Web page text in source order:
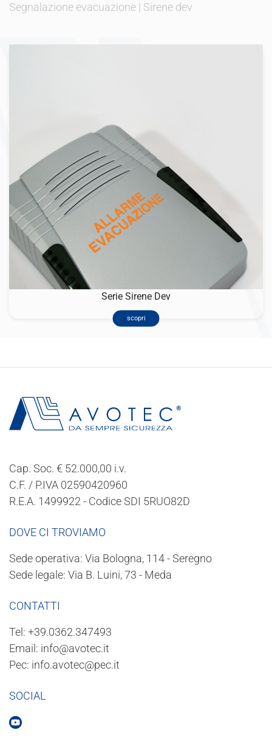
Segnalazione evacuazione | Sirene dev
Serie Sirene Dev
scopri
Cap. Soc. € 52.000,00 i.v.
C.F. / P.IVA 02590420960
R.E.A. 1499922 - Codice SDI 5RUO82D
DOVE CI TROVIAMO
Sede operativa: Via Bologna, 114 - Seregno
Sede legale: Via B. Luini, 73 - Meda
CONTATTI
Tel: +39.0362.347493
Email: info@avotec.it
Pec: info.avotec@pec.it
SOCIAL